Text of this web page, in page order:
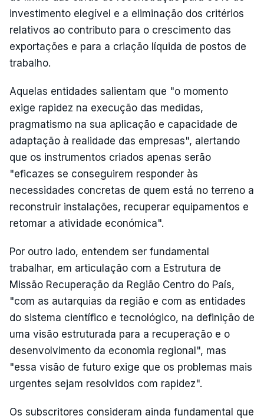
investimento elegível e a eliminação dos critérios
relativos ao contributo para o crescimento das
exportações e para a criação líquida de postos de
trabalho.
Aquelas entidades salientam que "o momento
exige rapidez na execução das medidas,
pragmatismo na sua aplicação e capacidade de
adaptação à realidade das empresas", alertando
que os instrumentos criados apenas serão
"eficazes se conseguirem responder às
necessidades concretas de quem está no terreno a
reconstruir instalações, recuperar equipamentos e
retomar a atividade económica".
Por outro lado, entendem ser fundamental
trabalhar, em articulação com a Estrutura de
Missão Recuperação da Região Centro do País,
"com as autarquias da região e com as entidades
do sistema científico e tecnológico, na definição de
uma visão estruturada para a recuperação e o
desenvolvimento da economia regional", mas
"essa visão de futuro exige que os problemas mais
urgentes sejam resolvidos com rapidez".
Os subscritores consideram ainda fundamental que